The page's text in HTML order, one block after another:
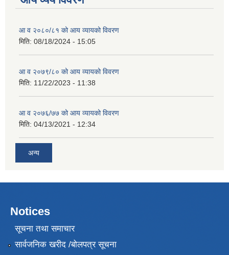
आ व २०८०/८१ को आय व्यायको विवरण
मिति: 08/18/2024 - 15:05
आ व २०७९/८० को आय व्यायको विवरण
मिति: 11/22/2023 - 11:38
आ व २०७६/७७ को आय व्यायको विवरण
मिति: 04/13/2021 - 12:34
अन्य
Notices
सूचना तथा समाचार
सार्वजनिक खरीद /बोलपत्र सूचना